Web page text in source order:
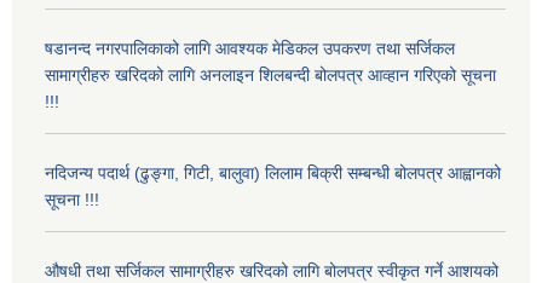
षडानन्द नगरपालिकाको लागि आवश्यक मेडिकल उपकरण तथा सर्जिकल
सामाग्रीहरु खरिदको लागि अनलाइन शिलबन्दी बोलपत्र आव्हान गरिएको सूचना
!!!
नदिजन्य पदार्थ (ढुङ्गा, गिटी, बालुवा) लिलाम बिक्री सम्बन्धी बोलपत्र आह्वानको
सूचना !!!
औषधी तथा सर्जिकल सामाग्रीहरु खरिदको लागि बोलपत्र स्वीकृत गर्ने आशयको